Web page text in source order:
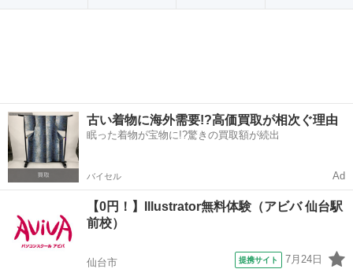
古い着物に海外需要!?高価買取が相次ぐ理由
眠った着物が宝物に!?驚きの買取額が続出
バイセル Ad
【0円！】Illustrator無料体験（アビバ 仙台駅
前校）
仙台市 提携サイト 7月24日